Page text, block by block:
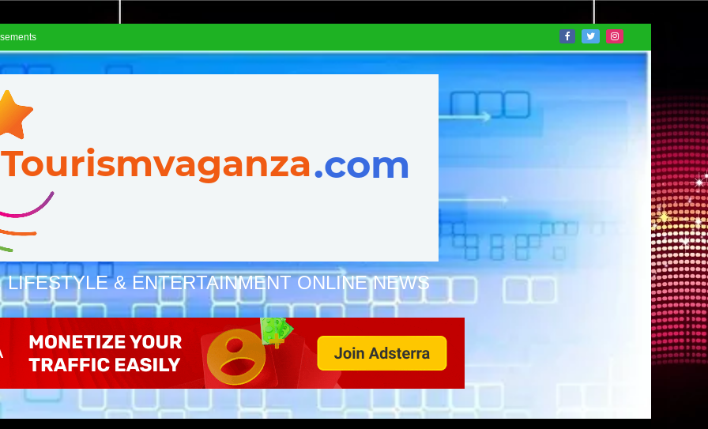
LIFESTYLE & ENTERTAINMENT ONLINE NEWS